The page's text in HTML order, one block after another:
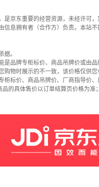
京东重要的经营资源，未经许可，
息拥有者（合作方）负责。本站不
据。
是品牌专柜标价、商品吊牌价或由
物时展示的不一致，该价格仅供您
标价、商品吊牌价、厂商指导价
的具体售价以订单结算页价格为